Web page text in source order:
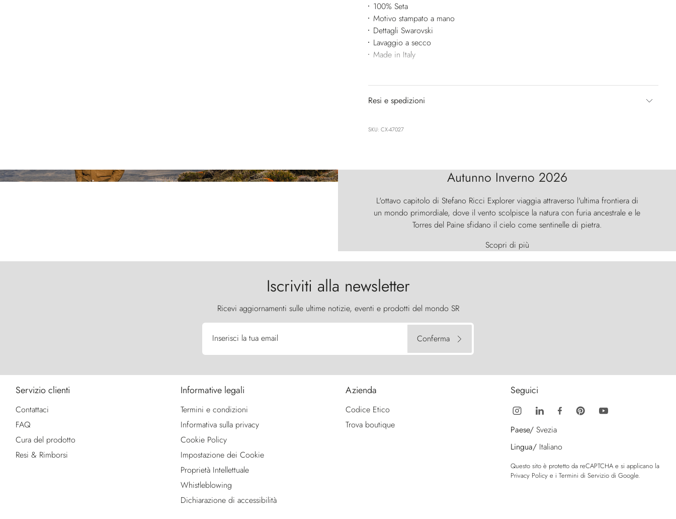
100% Seta
Motivo stampato a mano
Dettagli Swarovski
Lavaggio a secco
Made in Italy
Resi e spedizioni
SKU: CX-47027
Autunno Inverno 2026
L'ottavo capitolo di Stefano Ricci Explorer viaggia attraverso l'ultima frontiera di
un mondo primordiale, dove il vento scolpisce la natura con furia ancestrale e le
Torres del Paine sfidano il cielo come sentinelle di pietra.
Scopri di più
Iscriviti alla newsletter
Ricevi aggiornamenti sulle ultime notizie, eventi e prodotti del mondo SR
Inserisci la tua email Conferma
Servizio clienti
Contattaci
FAQ
Cura del prodotto
Resi & Rimborsi
Informative legali
Termini e condizioni
Informativa sulla privacy
Cookie Policy
Impostazione dei Cookie
Proprietà Intellettuale
Whistleblowing
Dichiarazione di accessibilità
Azienda
Codice Etico
Trova boutique
Seguici
Paese/ Svezia
Lingua/ Italiano
Questo sito è protetto da reCAPTCHA e si applicano la
Privacy Policy e i Termini di Servizio di Google.